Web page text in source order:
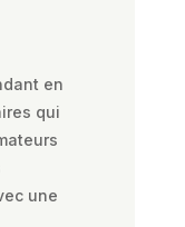
en
qui
une